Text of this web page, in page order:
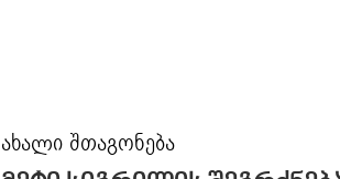
ახალი შთაგონება